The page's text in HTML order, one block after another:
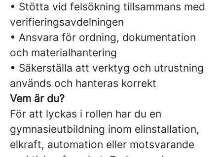
• Stötta vid felsökning tillsammans med
verifieringsavdelningen
• Ansvara för ordning, dokumentation
och materialhantering
• Säkerställa att verktyg och utrustning
används och hanteras korrekt
Vem är du?
För att lyckas i rollen har du en
gymnasieutbildning inom elinstallation,
elkraft, automation eller motsvarande